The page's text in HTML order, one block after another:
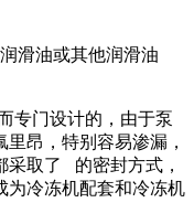
滑油或其他润滑油
专门设计的，由于泵
昂，特别容易渗漏，
采取了 的密封方式，
为冷冻机配套和冷冻机